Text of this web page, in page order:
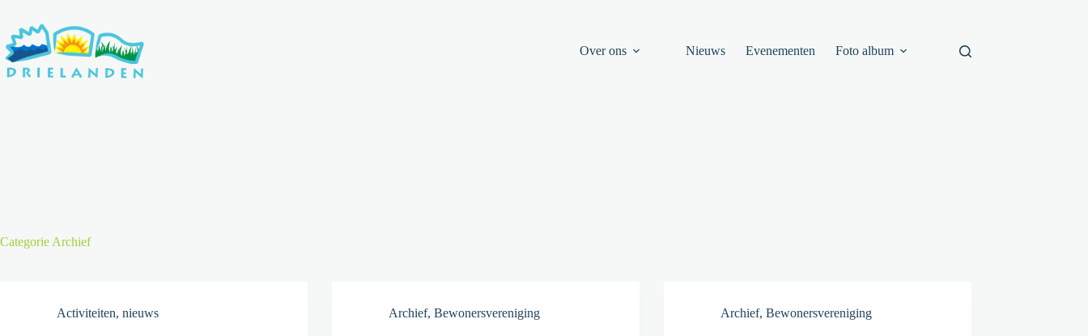
de
inhoud
Over ons Nieuws Evenementen Foto album
Categorie Archief
Activiteiten, nieuws Archief, Bewonersvereniging Archief, Bewonersvereniging